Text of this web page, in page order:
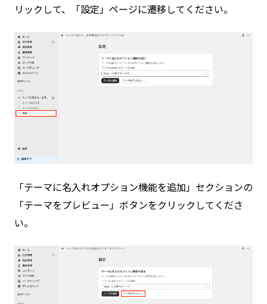
リックして、「設定」ページに遷移してください。
「テーマに名入れオプション機能を追加」セクションの
「テーマをプレビュー」ボタンをクリックしてくださ
い。